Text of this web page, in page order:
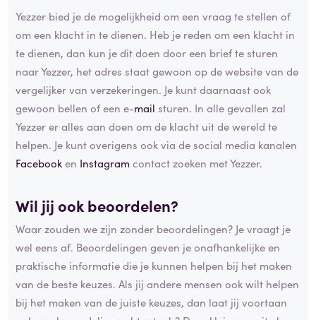
Yezzer bied je de mogelijkheid om een vraag te stellen of
om een klacht in te dienen. Heb je reden om een klacht in
te dienen, dan kun je dit doen door een brief te sturen
naar Yezzer, het adres staat gewoon op de website van de
vergelijker van verzekeringen. Je kunt daarnaast ook
gewoon bellen of een e-mail sturen. In alle gevallen zal
Yezzer er alles aan doen om de klacht uit de wereld te
helpen. Je kunt overigens ook via de social media kanalen
Facebooken Instagramcontact zoeken met Yezzer.
Wil jij ook beoordelen?
Waar zouden we zijn zonder beoordelingen? Je vraagt je
wel eens af. Beoordelingen geven je onafhankelijke en
praktische informatie die je kunnen helpen bij het maken
van de beste keuzes. Als jij andere mensen ook wilt helpen
bij het maken van de juiste keuzes, dan laat jij voortaan